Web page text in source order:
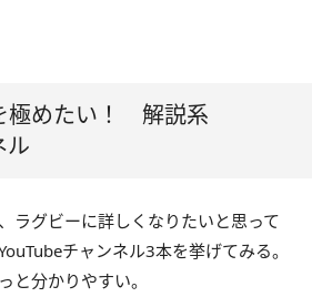
極めたい！ 解説系
ル
ラグビーに詳しくなりたいと思って
チャンネル3本を挙げてみる。
と分かりやすい。